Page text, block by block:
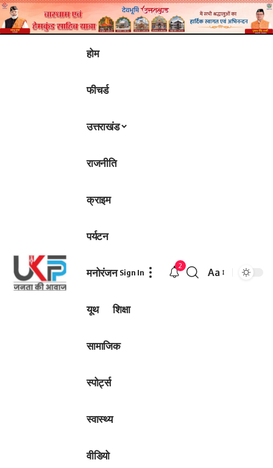
होम
फीचर्ड
उत्तराखंड
राजनीति
क्राइम
पर्यटन
मनोरंजन
यूथ शिक्षा
सामाजिक
स्पोर्ट्स
स्वास्थ्य
वीडियो
Sign In
2
Font
Aa